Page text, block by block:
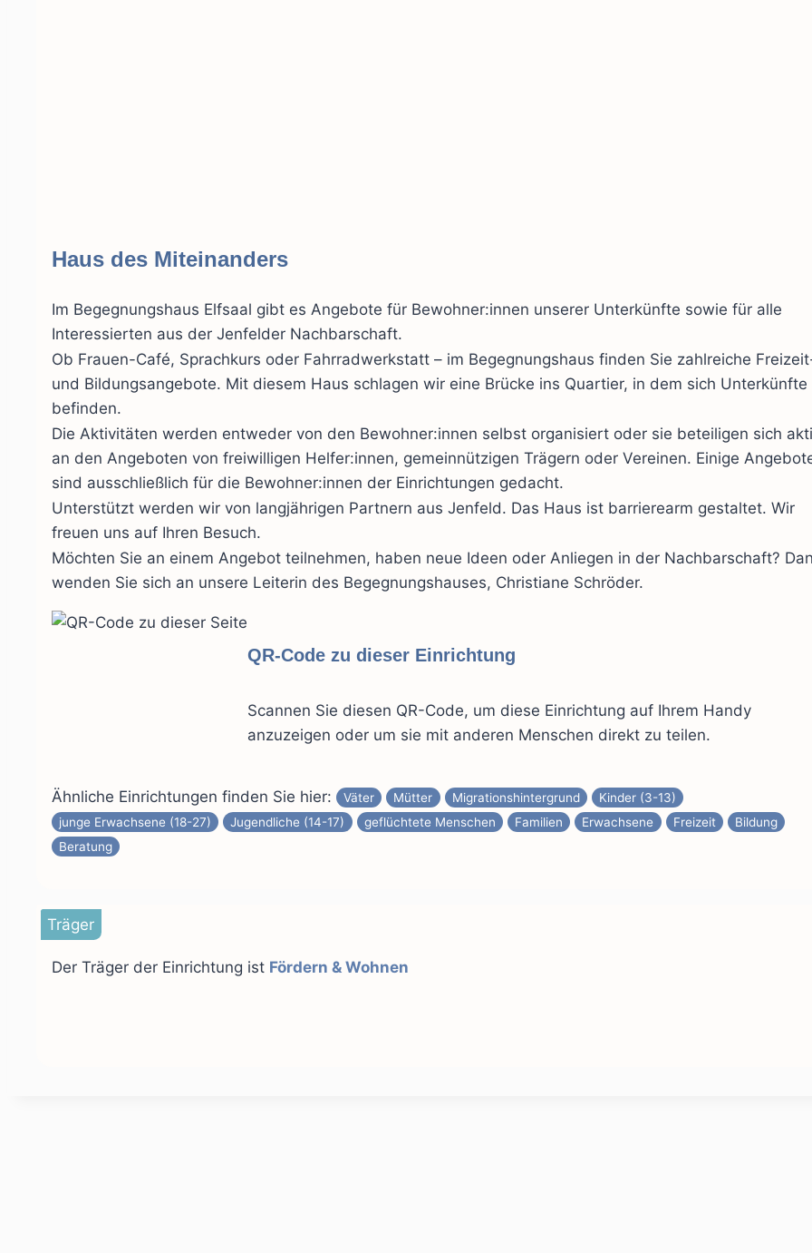
Haus des Miteinanders
Im Begegnungshaus Elfsaal gibt es Angebote für Bewohner:innen unserer Unterkünfte sowie für alle
Interessierten aus der Jenfelder Nachbarschaft.
Ob Frauen-Café, Sprachkurs oder Fahrradwerkstatt – im Begegnungshaus finden Sie zahlreiche
und Bildungsangebote. Mit diesem Haus schlagen wir eine Brücke ins Quartier, in dem sich Unterkünfte
befinden.
Die Aktivitäten werden entweder von den Bewohner:innen selbst organisiert oder sie beteiligen sich
an den Angeboten von freiwilligen Helfer:innen, gemeinnützigen Trägern oder Vereinen. Einige
sind ausschließlich für die Bewohner:innen der Einrichtungen gedacht.
Unterstützt werden wir von langjährigen Partnern aus Jenfeld. Das Haus ist barrierearm gestaltet. Wir
freuen uns auf Ihren Besuch.
Möchten Sie an einem Angebot teilnehmen, haben neue Ideen oder Anliegen in der Nachbarschaft?
wenden Sie sich an unsere Leiterin des Begegnungshauses, Christiane Schröder.
QR-Code zu dieser Einrichtung
Scannen Sie diesen QR-Code, um diese Einrichtung auf Ihrem Handy
anzuzeigen oder um sie mit anderen Menschen direkt zu teilen.
Ähnliche Einrichtungen finden Sie hier: Väter Mütter Migrationshintergrund
Kinder (3-13)
junge Erwachsene (18-27)
Jugendliche (14-17) geflüchtete Menschen Familien Erwachsene Freizeit
Bildung
Beratung
Träger
Der Träger der Einrichtung ist Fördern & Wohnen